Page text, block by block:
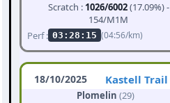
Scratch : 1026/6002(17.09%) -
154/M1M
Perf : 03:28:15 (04:56/km)
18/10/2025 Kastell Trail
Plomelin (29)